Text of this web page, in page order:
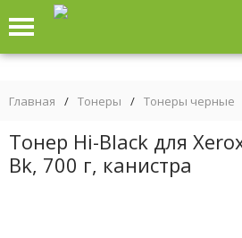
Главная / Тонеры / Тонеры черные
Тонер Hi-Black для
Bk, 700 г, канистра